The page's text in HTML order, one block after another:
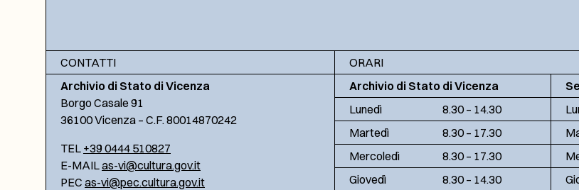
CONTATTI
Archivio di Stato di Vicenza
Borgo Casale 91
36100 Vicenza – C.F. 80014870242
TEL +39 0444 510827
E-MAILas-vi@cultura.gov.it
PEC as-vi@pec.cultura.gov.it
ORARI
Archivio di Stato di Vicenza
Lunedì
8.30 – 14.30
Martedì
8.30 – 17.30
Mercoledì
8.30 – 17.30
Giovedì
8.30 – 14.30